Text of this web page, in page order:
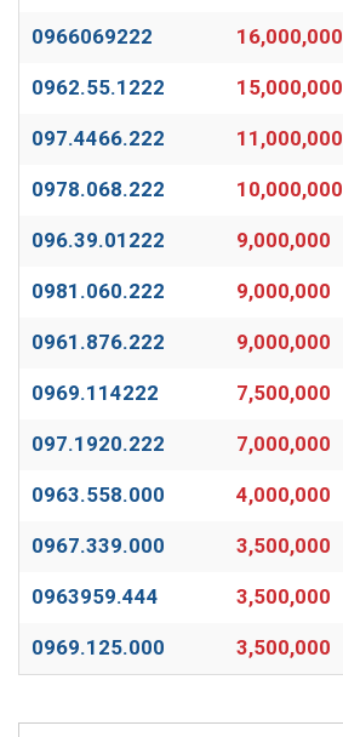
0966069222 16,000,000
0962.55.1222 15,000,000
097.4466.222 11,000,000
0978.068.222 10,000,000
096.39.01222 9,000,000
0981.060.222 9,000,000
0961.876.222 9,000,000
0969.114222 7,500,000
097.1920.222 7,000,000
0963.558.000 4,000,000
0967.339.000 3,500,000
0963959.444 3,500,000
0969.125.000 3,500,000